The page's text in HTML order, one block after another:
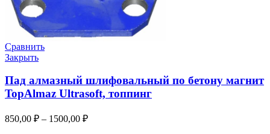
Сравнить
Закрыть
Пад алмазный шлифовальный по бетону магнит
TopAlmaz Ultrasoft, топпинг
850,00 ₽ – 1500,00 ₽